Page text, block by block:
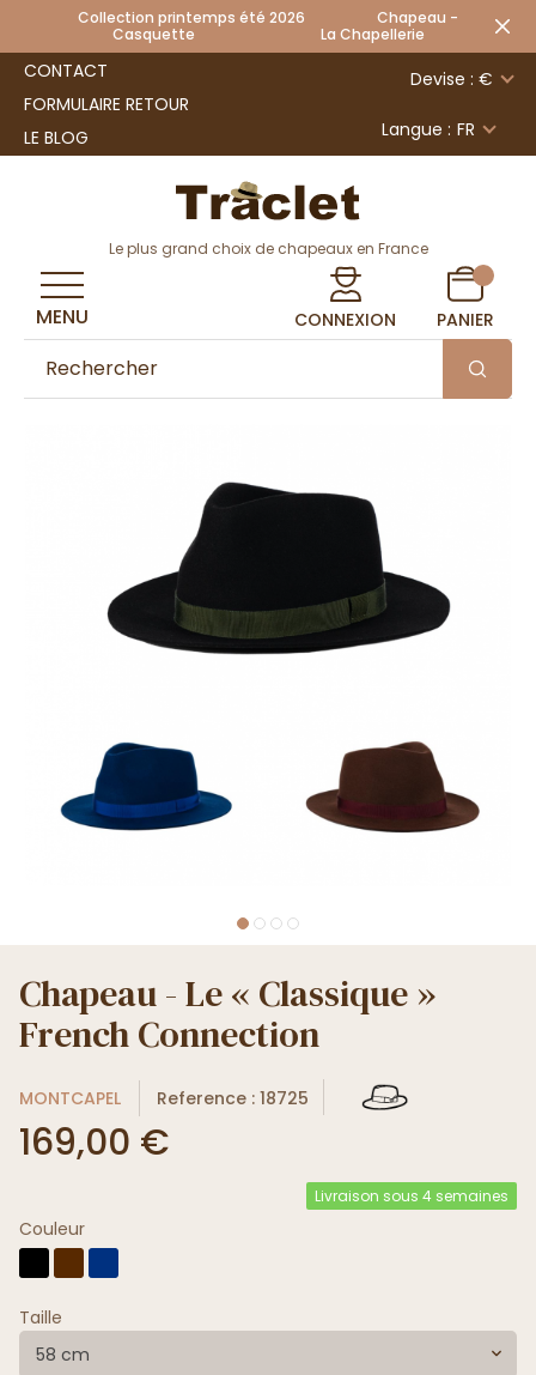
Collection printemps été 2026 Chapeau -
Casquette La Chapellerie
CONTACT
FORMULAIRE RETOUR
LE BLOG
Devise : €
Langue : FR
Le plus grand choix de chapeaux en France
CONNEXION PANIER
MENU
Chapeau - Le « Classique »
French Connection
MONTCAPEL Reference : 18725
169,00 €
Livraison sous 4 semaines
Couleur
Taille
58 cm